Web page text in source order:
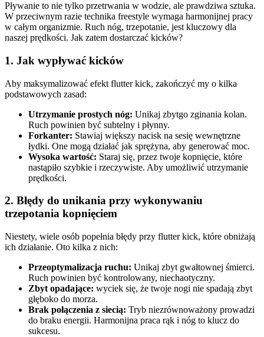
Pływanie to nie tylko przetrwania w wodzie, ale prawdziwa sztuka.
W przeciwnym razie technika freestyle wymaga harmonijnej pracy
w całym organizmie. Ruch nóg, trzepotanie, jest kluczowy dla
naszej prędkości. Jak zatem dostarczać kicków?
1. Jak wypływać kicków
Aby maksymalizować efekt flutter kick, zakończyć my o kilka
podstawowych zasad:
Utrzymanie prostych nóg: Unikaj zbytgo zginania kolan.
Ruch powinien być subtelny i płynny.
Forkanter: Stawiaj większy nacisk na sesię wewnętrzne
łydki. One mogą działać jak sprężyna, aby generować moc.
Wysoka wartość: Staraj się, przez twoje kopnięcie, które
nastąpiło szybkie i rzeczywiste. Aby umożliwić utrzymanie
prędkości.
2. Błędy do unikania przy wykonywaniu
trzepotania kopnięciem
Niestety, wiele osób popełnia błędy przy flutter kick, które obniżają
ich działanie. Oto kilka z nich:
Przeoptymalizacja ruchu: Unikaj zbyt gwałtownej śmierci.
Ruch powinien być kontrolowany, niechaotyczny.
Zbyt opadające: wyciek się, że twoje nogi nie spadają zbyt
głęboko do morza.
Brak połączenia z siecią: Tryb niezrównoważony prowadzi
do braku energii. Harmonijna praca rąk i nóg to klucz do
sukcesu.